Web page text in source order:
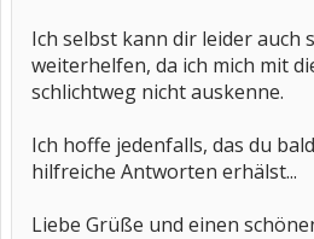
Ich selbst kann dir leider auch
weiterhelfen, da ich mich mit
schlichtweg nicht auskenne.
Ich hoffe jedenfalls, das du
hilfreiche Antworten erhälst...
Liebe Grüße und einen